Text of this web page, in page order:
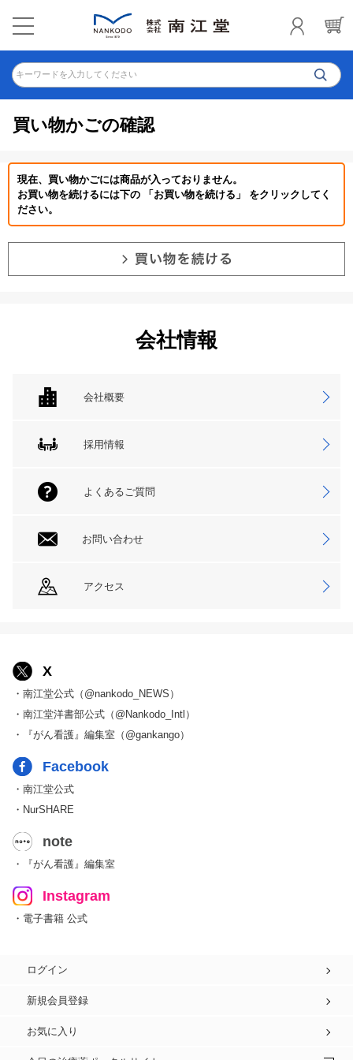
キーワードを入力してください
買い物かごの確認
現在、買い物かごには商品が入っておりません。
お買い物を続けるには下の 「お買い物を続ける」 をクリックしてく
ださい。
会社情報
会社概要
採用情報
よくあるご質問
お問い合わせ
アクセス
X
・南江堂公式（@nankodo_NEWS）
・南江堂洋書部公式（@Nankodo_Intl）
・『がん看護』編集室（@gankango）
Facebook
・南江堂公式
・NurSHARE
note
・『がん看護』編集室
Instagram
・電子書籍 公式
ログイン
新規会員登録
お気に入り